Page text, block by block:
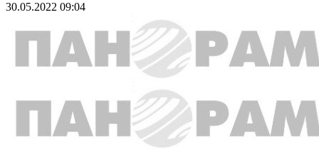
30.05.2022 09:04